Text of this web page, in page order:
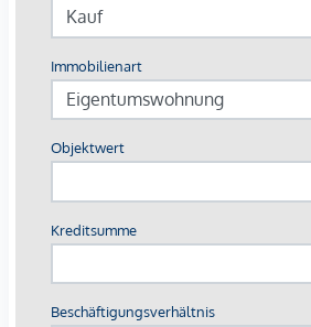
Separates WC
Abstellraum
Ausstattung:
Parkettböden in Wohnräumen
Fliesen in Nassräumen
Komplettküche mit E-Geräten